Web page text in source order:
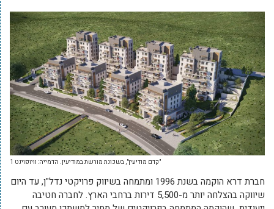
"קדם מודיעין", בשכונת מורשת במודיעין. הדמייה: וויופוינט 1
חברת דרא הוקמה בשנת 1996 ומתמחה בשיווק פרויקטי נדל"ן, עד היום
שיווקה בהצלחה יותר מ-5,500 דירות ברחבי הארץ. לחברה חטיבה